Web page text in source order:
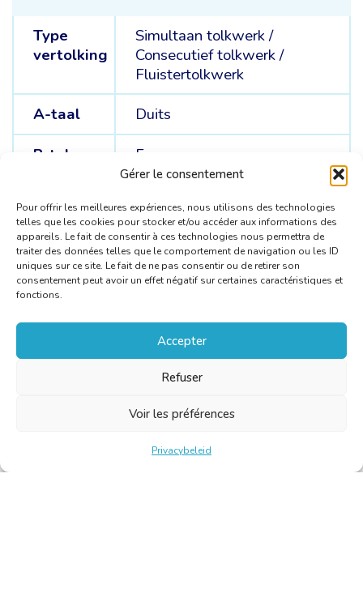
Gérer le consentement
Pour offrir les meilleures expériences, nous utilisons des technologies
telles que les cookies pour stocker et/ou accéder aux informations des
appareils. Le fait de consentir à ces technologies nous permettra de
traiter des données telles que le comportement de navigation ou les ID
uniques sur ce site. Le fait de ne pas consentir ou de retirer son
consentement peut avoir un effet négatif sur certaines caractéristiques et
fonctions.
Accepter
Refuser
Voir les préférences
Privacybeleid
Type
vertolking
Simultaan tolkwerk/
Consecutief tolkwerk/
Fluistertolkwerk
A-taal
Duits
B-talen
Frans